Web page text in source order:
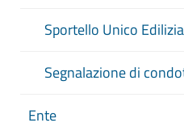
Sportello Unico Edilizia
Segnalazione di
Ente